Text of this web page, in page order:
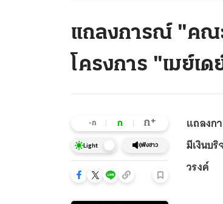
แถลงการณ์ "คณ
โครงการ "เมย์เด
-ก ก ก+
Light ฟังข่าว
แถลงก
มีเงินบ
วรงค์